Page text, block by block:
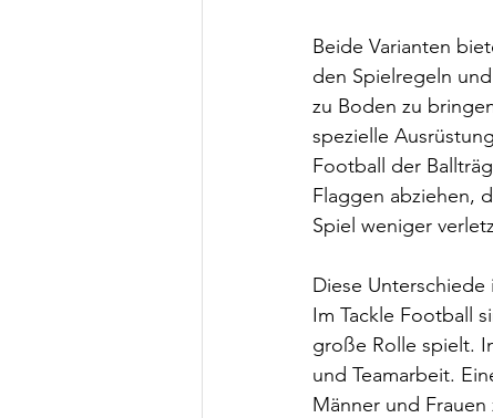
Beide Varianten
den Spielregeln
zu Boden zu
spezielle
Football der
Flaggen abziehen,
Spiel weniger
Diese Unterschiede
Im Tackle Football
große Rolle spielt.
und Teamarbeit.
Männer und Frauen